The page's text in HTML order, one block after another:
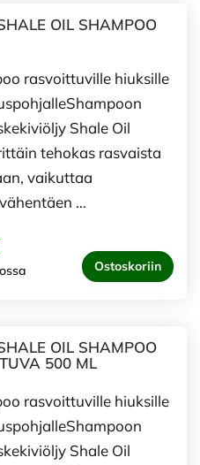
OIL SHAMPOO
rasvoittuville hiuksille
Shale Oil
tehokas rasvaista
vaikuttaa
…
Ostoskoriin
OIL SHAMPOO
500 ML
rasvoittuville hiuksille
Shale Oil